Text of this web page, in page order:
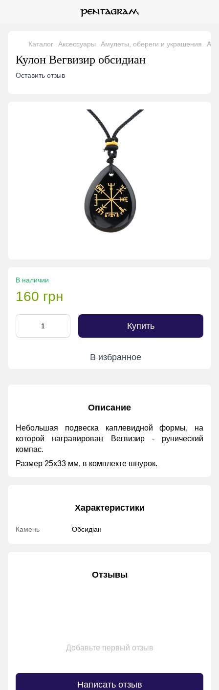
Каталог Аксессуары Амулеты, обереги и украшения
Кулон Вегвизир обсидиан
Оставить отзыв
В наличии
160 грн
Купить
В избранное
Описание
Небольшая подвеска каплевидной формы, на
которой награвирован Вегвизир - рунический
компас.
Размер 25х33 мм, в комплекте шнурок.
Характеристики
Камень Обсидіан
Отзывы
Добавьте первый отзыв
Написать отзыв